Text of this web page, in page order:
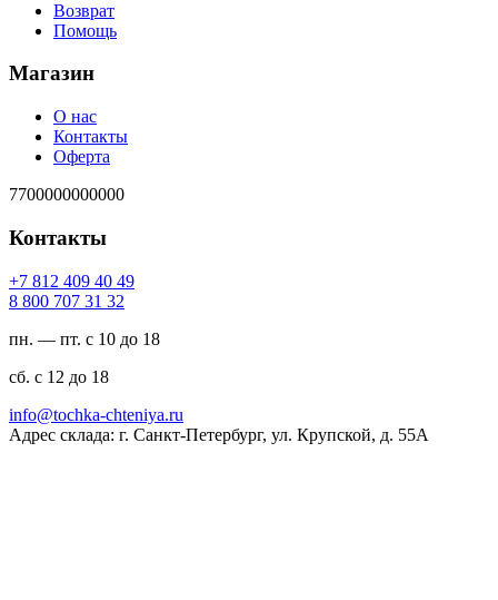
Возврат
Помощь
Магазин
О нас
Контакты
Оферта
7700000000000
Контакты
94 04 904 218 7+
23 13 707 008 8
пн. — пт. с 10 до 18
сб. с 12 до 18
ur.ayinethc-akhcot@ofni
Адрес склада: г. Санкт-Петербург, ул. Крупской, д. 55А